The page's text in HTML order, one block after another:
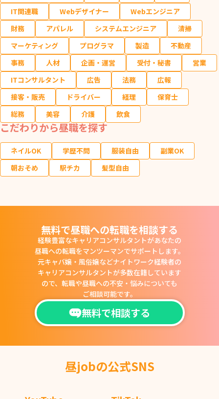
IT関連職
Webデザイナー
Webエンジニア
財務
アパレル システムエンジニア
清掃
マーケティング
プログラマ 製造
不動産
事務
人材 企画・運営 受付・秘書
営業
ITコンサルタント
広告 法務
広報
接客・販売
ドライバー 経理
保育士
総務
美容 介護 飲食
こだわりから昼職を探す
ネイルOK 学歴不問 服装自由
副業OK
朝おそめ
駅チカ 髪型自由
無料で昼職への転職を相談する
経験豊富なキャリアコンサルタントがあなたの
昼職への転職をマンツーマンでサポートします。
元キャバ嬢・風俗嬢などナイトワーク経験者の
キャリアコンサルタントが多数在籍しています
ので、 転職や昼職への不安・悩みについても
ご相談可能です。
無料で相談する
昼jobの公式SNS